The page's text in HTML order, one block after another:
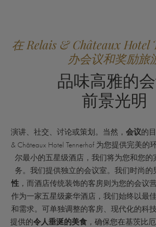
在 Relais & Châteaux Hotel
办会议和奖励旅
品味高雅的
前景光明
演讲、社交、讨论或策划。当然， 会议的
& Châteaux Hotel Tennerhof 为您提供完美
尔最小的五星级酒店，我们将为您和您的
务。我们提供独立的会议室。我们时尚的
性，而酒店传统装饰的客房则为您的会议
作为一家五星级豪华酒店，我们始终以最
和需求。可单独调整的客房、现代化的科
提供的令人垂涎的美食 ，确保您在基茨比